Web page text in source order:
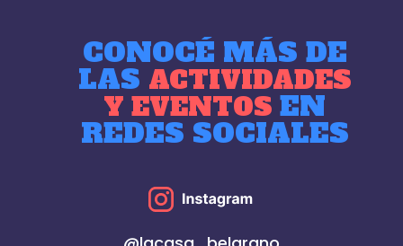
CONOCÉ MÁS DE
LAS ACTIVIDADES
Y EVENTOSEN
REDES SOCIALES